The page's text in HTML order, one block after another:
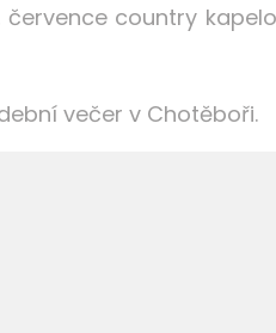
country
večer v Chotěboři.